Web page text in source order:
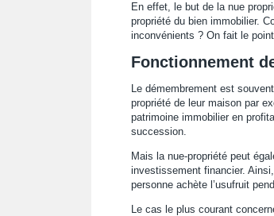
En effet, le but de la nue
propriété du bien immobilier.
inconvénients ? On fait le
Fonctionnement
Le démembrement est
propriété de leur maison par
patrimoine immobilier en
succession.
Mais la nue-propriété peut
investissement financier.
personne achète l’usufruit
Le cas le plus courant